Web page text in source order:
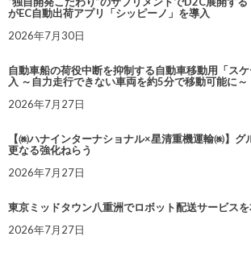
がEC自動出荷アプリ「シッピーノ」を導入
2026年7月30日
自動車船の荷役中断を抑制する自動車移動用「ス
入 ～自力走行できない車両を約5分で移動可能に～
2026年7月27日
【㈱ハナインターナショナル×星清重機運輸㈱】
更なる強化ねらう
2026年7月27日
東京ミッドタウン八重洲でロボット配送サービス
2026年7月27日